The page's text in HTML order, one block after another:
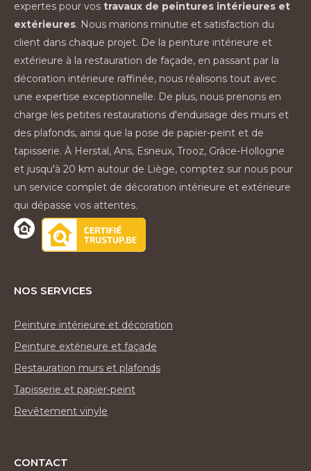
expertes pour vos travaux de peintures intérieures et
extérieures. Nous marions minutie et satisfaction du
client dans chaque projet. De la peinture intérieure et
extérieure à la restauration de façade, en passant par la
décoration intérieure raffinée, nous réalisons tout avec
une expertise exceptionnelle. De plus, nous prenons en
charge les petites restaurations d'enduisage des murs et
des plafonds, ainsi que la pose de papier-peint et de
tapisserie. À Herstal, Ans, Esneux, Trooz, Grâce-Hollogne
et jusqu'à 20 km autour de Liège, comptez sur nous pour
un service complet de décoration intérieure et extérieure
qui dépasse vos attentes.
Nos services
Peinture intérieure et décoration
Peinture extérieure et façade
Restauration murs et plafonds
Tapisserie et papier-peint
Revêtement vinyle
Contact